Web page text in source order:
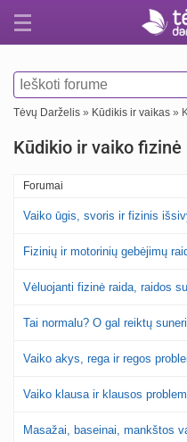
Tėvų Darželis » Kūdikis ir vaikas »
Kūdikio ir vaiko fizinė
Forumai
Vaiko ūgis, svoris ir fizinis
Fizinių ir motorinių gebėjimų
Vėluojanti fizinė raida, raidos
Tai normalu? O gal reiktų
Vaiko akys, rega ir regos
Vaiko klausa ir klausos
Masažai, baseinai, mankštos